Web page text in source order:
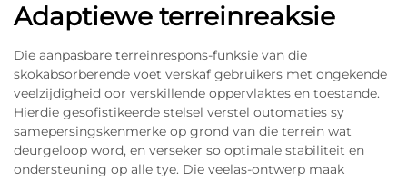
Adaptiewe terreinreaksie
Die aanpasbare terreinrespons-funksie van die
skokabsorberende voet verskaf gebruikers met ongekende
veelzijdigheid oor verskillende oppervlaktes en toestande.
Hierdie gesofistikeerde stelsel verstel outomaties sy
samepersingskenmerke op grond van die terrein wat
deurgeloop word, en verseker so optimale stabiliteit en
ondersteuning op alle tye. Die veelas-ontwerp maak